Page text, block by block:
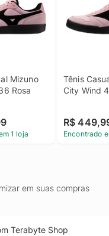
Mizuno
Rosa
1 loja
Tênis
City Wind
R$
Encontrado
em suas compras
Terabyte Shop